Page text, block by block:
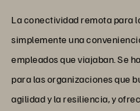
La conectividad remota para
simplemente una
empleados que viajaban. Se
para las organizaciones que
agilidad y la resiliencia, y